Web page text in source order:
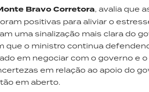
Bravo Corretora, avalia que
positivas para aliviar o
uma sinalização mais clara do
o ministro continua
em negociar com o governo e
em relação ao apoio do
em aberto.